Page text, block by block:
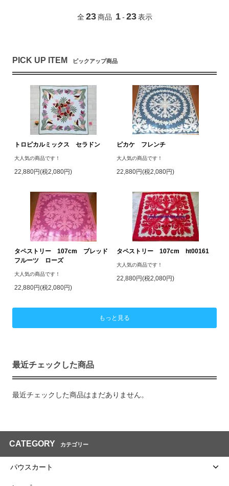
全 23 商品 1 - 23 表示
PICK UP ITEM ピックアップ商品
トロピカルミックス セラドン
大人気の商品です！
22,880円(税2,080円)
ピカケ フレンチ
大人気の商品です！
22,880円(税2,080円)
タペストリー 107cm ブレッド
フルーツ ローズ
大人気の商品です！
22,880円(税2,080円)
タペストリー 107cm ht00161
大人気の商品です！
22,880円(税2,080円)
もっと見る
最近チェックした商品
最近チェックした商品はまだありません。
CATEGORY カテゴリー
パウスカート